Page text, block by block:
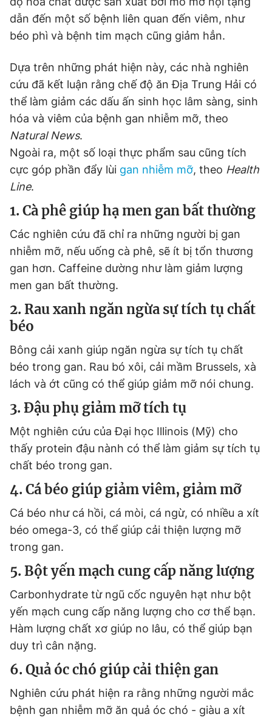
dẫn đến một số bệnh liên quan đến viêm, như
béo phì và bệnh tim mạch cũng giảm hẳn.
Dựa trên những phát hiện này, các nhà nghiên
cứu đã kết luận rằng chế độ ăn Địa Trung Hải có
thể làm giảm các dấu ấn sinh học lâm sàng, sinh
hóa và viêm của bệnh gan nhiễm mỡ, theo
Natural News.
Ngoài ra, một số loại thực phẩm sau cũng tích
cực góp phần đẩy lùi gan nhiễm mỡ, theo Health
Line.
1. Cà phê giúp hạ men gan bất thường
Các nghiên cứu đã chỉ ra những người bị gan
nhiễm mỡ, nếu uống cà phê, sẽ ít bị tổn thương
gan hơn. Caffeine dường như làm giảm lượng
men gan bất thường.
2. Rau xanh ngăn ngừa sự tích tụ chất
béo
Bông cải xanh giúp ngăn ngừa sự tích tụ chất
béo trong gan. Rau bó xôi, cải mầm Brussels, xà
lách và ớt cũng có thể giúp giảm mỡ nói chung.
3. Đậu phụ giảm mỡ tích tụ
Một nghiên cứu của Đại học Illinois (Mỹ) cho
thấy protein đậu nành có thể làm giảm sự tích tụ
chất béo trong gan.
4. Cá béo giúp giảm viêm, giảm mỡ
Cá béo như cá hồi, cá mòi, cá ngừ, có nhiều a xít
béo omega-3, có thể giúp cải thiện lượng mỡ
trong gan.
5. Bột yến mạch cung cấp năng lượng
Carbonhydrate từ ngũ cốc nguyên hạt như bột
yến mạch cung cấp năng lượng cho cơ thể bạn.
Hàm lượng chất xơ giúp no lâu, có thể giúp bạn
duy trì cân nặng.
6. Quả óc chó giúp cải thiện gan
Nghiên cứu phát hiện ra rằng những người mắc
bệnh gan nhiễm mỡ ăn quả óc chó - giàu a xít